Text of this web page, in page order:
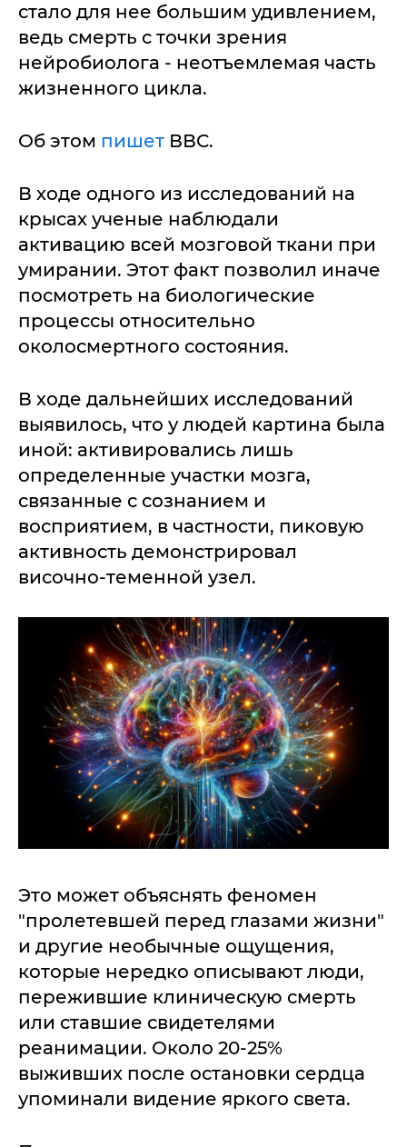
стало для нее большим удивлением,
ведь смерть с точки зрения
нейробиолога - неотъемлемая часть
жизненного цикла.
Об этом пишет ВВС.
В ходе одного из исследований на
крысах ученые наблюдали
активацию всей мозговой ткани при
умирании. Этот факт позволил иначе
посмотреть на биологические
процессы относительно
околосмертного состояния.
В ходе дальнейших исследований
выявилось, что у людей картина была
иной: активировались лишь
определенные участки мозга,
связанные с сознанием и
восприятием, в частности, пиковую
активность демонстрировал
височно-теменной узел.
Это может объяснять феномен
"пролетевшей перед глазами жизни"
и другие необычные ощущения,
которые нередко описывают люди,
пережившие клиническую смерть
или ставшие свидетелями
реанимации. Около 20-25%
выживших после остановки сердца
упоминали видение яркого света.